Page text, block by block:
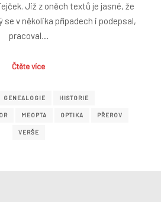
Již z oněch textů je jasné, že
se v několika případech i podepsal,
pracoval…
Čtěte více
GENEALOGIE HISTORIE
MEOPTA OPTIKA PŘEROV
VERŠE